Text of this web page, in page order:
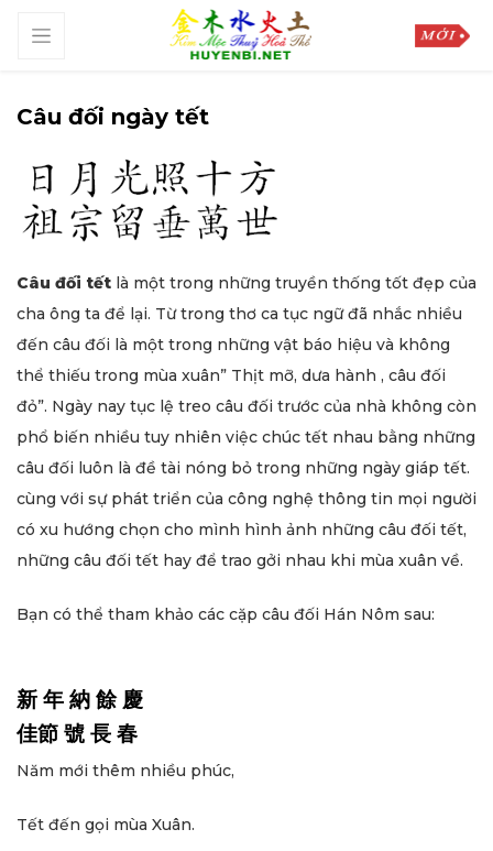
Câu đối ngày tết
Câu đối tết là một trong những truyền thống tốt đẹp của
cha ông ta để lại. Từ trong thơ ca tục ngữ đã nhắc nhiều
đến câu đối là một trong những vật báo hiệu và không
thể thiếu trong mùa xuân” Thịt mỡ, dưa hành , câu đối
đỏ”. Ngày nay tục lệ treo câu đối trước của nhà không còn
phổ biến nhiều tuy nhiên việc chúc tết nhau bằng những
câu đối luôn là đề tài nóng bỏ trong những ngày giáp tết.
cùng với sự phát triển của công nghệ thông tin mọi người
có xu hướng chọn cho mình hình ảnh những câu đối tết,
những câu đối tết hay để trao gởi nhau khi mùa xuân về.
Bạn có thể tham khảo các cặp câu đối Hán Nôm sau:
新 年 納 餘 慶
佳節 號 長 春
Năm mới thêm nhiều phúc,
Tết đến gọi mùa Xuân.